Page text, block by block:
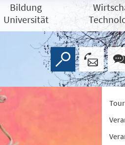
Bildung
Universität